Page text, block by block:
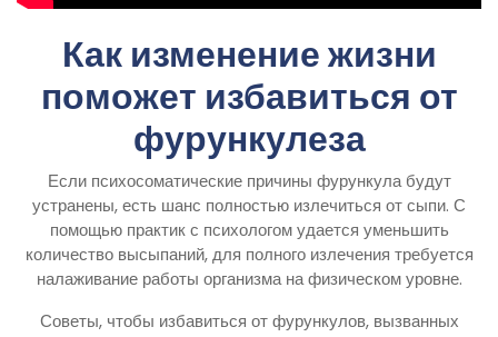
Как изменение жизни
поможет избавиться от
фурункулеза
Если психосоматические причины фурункула будут
устранены, есть шанс полностью излечиться от сыпи. С
помощью практик с психологом удается уменьшить
количество высыпаний, для полного излечения требуется
налаживание работы организма на физическом уровне.
Советы, чтобы избавиться от фурункулов, вызванных